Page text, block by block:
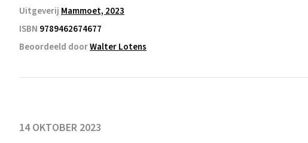
Uitgeverij Mammoet, 2023
ISBN 9789462674677
Beoordeeld doorWalter Lotens
14 OKTOBER 2023